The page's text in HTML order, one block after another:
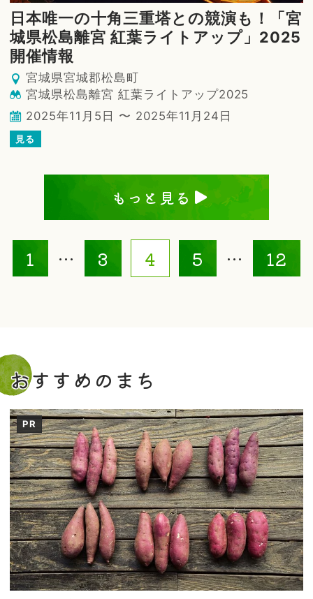
日本唯一の十角三重塔との競演も！「宮
城県松島離宮 紅葉ライトアップ」2025
開催情報
宮城県宮城郡松島町
宮城県松島離宮 紅葉ライトアップ2025
2025年11月5日 〜 2025年11月24日
見る
もっと見る
1 … 3 4 5 … 12
おすすめのまち
PR